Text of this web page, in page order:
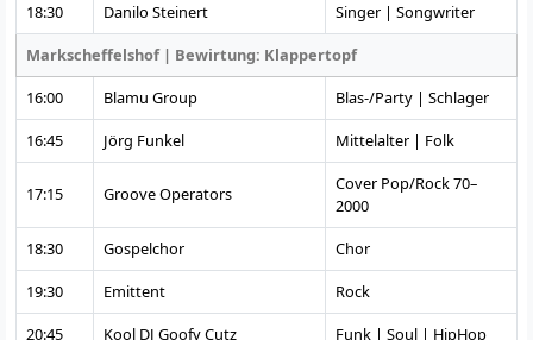
18:30
Danilo Steinert
Singer | Songwriter
Markscheffelshof | Bewirtung: Klappertopf
16:00
Blamu Group
Blas-/Party | Schlager
16:45
Jörg Funkel Mittelalter | Folk
17:15 Groove Operators
Cover Pop/Rock 70–
2000
18:30
Gospelchor
Chor
19:30
Emittent
Rock
20:45
Kool DJ Goofy Cutz
Funk | Soul | HipHop